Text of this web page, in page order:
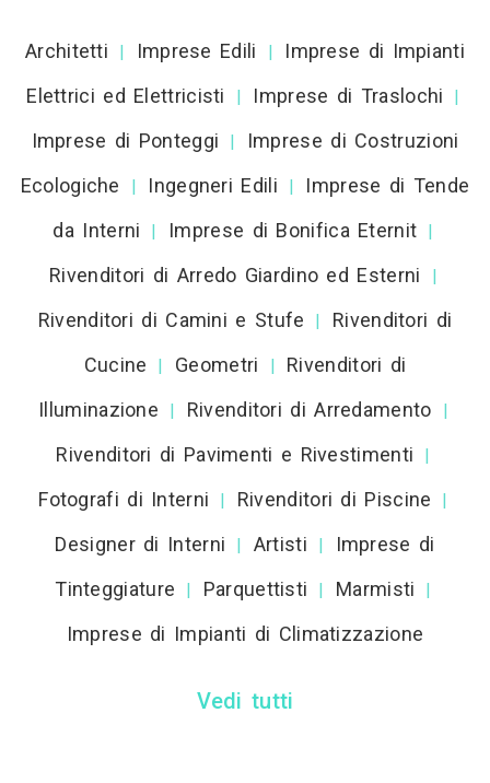
Architetti | Imprese Edili |
Imprese di Impianti
Elettrici ed Elettricisti
| Imprese di Traslochi |
Imprese di Ponteggi |
Imprese di Costruzioni
Ecologiche
| Ingegneri Edili |
Imprese di Tende
da Interni
| Imprese di Bonifica Eternit |
Rivenditori di Arredo Giardino ed Esterni |
Rivenditori di Camini e Stufe |
Rivenditori di
Cucine
| Geometri |
Rivenditori di
Illuminazione
| Rivenditori di Arredamento |
Rivenditori di Pavimenti e Rivestimenti |
Fotografi di Interni | Rivenditori di Piscine |
Designer di Interni | Artisti |
Imprese di
Tinteggiature
| Parquettisti | Marmisti |
Imprese di Impianti di Climatizzazione
Vedi tutti